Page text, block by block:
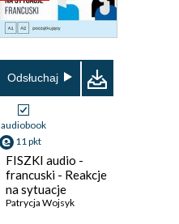
Odsłuchaj
audiobook
11 pkt
FISZKI audio -
francuski - Reakcje
na sytuacje
Patrycja Wojsyk